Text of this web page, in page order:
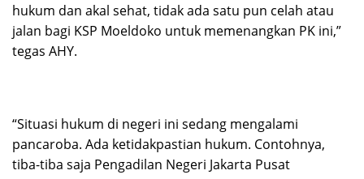
hukum dan akal sehat, tidak ada satu pun celah atau
jalan bagi KSP Moeldoko untuk memenangkan PK ini,”
tegas AHY.
“Situasi hukum di negeri ini sedang mengalami
pancaroba. Ada ketidakpastian hukum. Contohnya,
tiba-tiba saja Pengadilan Negeri Jakarta Pusat